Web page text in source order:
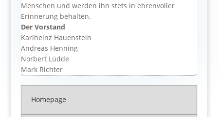
Menschen und werden ihn stets in ehrenvoller
Erinnerung behalten.
Der Vorstand
Karlheinz Hauenstein
Andreas Henning
Norbert Lüdde
Mark Richter
Homepage